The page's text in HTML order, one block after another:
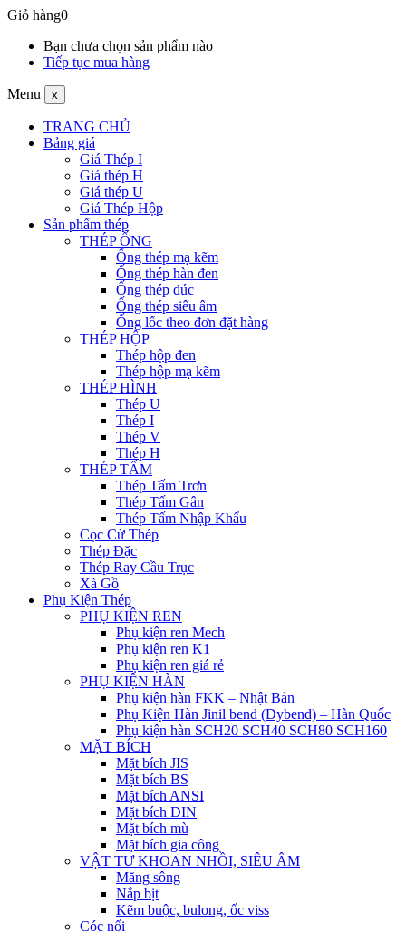
Giỏ hàng0
Bạn chưa chọn sản phẩm nào
Tiếp tục mua hàng
Menu x
TRANG CHỦ
Bảng giá
Giá Thép I
Giá thép H
Giá thép U
Giá Thép Hộp
Sản phẩm thép
THÉP ỐNG
Ống thép mạ kẽm
Ống thép hàn đen
Ống thép đúc
Ống thép siêu âm
Ống lốc theo đơn đặt hàng
THÉP HỘP
Thép hộp đen
Thép hộp mạ kẽm
THÉP HÌNH
Thép U
Thép I
Thép V
Thép H
THÉP TẤM
Thép Tấm Trơn
Thép Tấm Gân
Thép Tấm Nhập Khẩu
Cọc Cừ Thép
Thép Đặc
Thép Ray Cầu Trục
Xà Gồ
Phụ Kiện Thép
PHỤ KIỆN REN
Phụ kiện ren Mech
Phụ kiện ren K1
Phụ kiện ren giá rẻ
PHỤ KIỆN HÀN
Phụ kiện hàn FKK – Nhật Bản
Phụ Kiện Hàn Jinil bend (Dybend) – Hàn Quốc
Phụ kiện hàn SCH20 SCH40 SCH80 SCH160
MẶT BÍCH
Mặt bích JIS
Mặt bích BS
Mặt bích ANSI
Mặt bích DIN
Mặt bích mù
Mặt bích gia công
VẬT TƯ KHOAN NHỒI, SIÊU ÂM
Măng sông
Nắp bịt
Kẽm buộc, bulong, ốc viss
Cóc nối